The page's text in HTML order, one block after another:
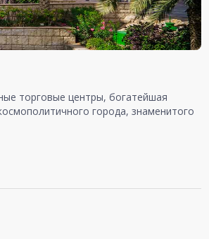
торговые центры, богатейшая
города, знаменитого